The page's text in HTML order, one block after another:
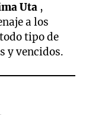
Uta ,
a los
tipo de
y vencidos.